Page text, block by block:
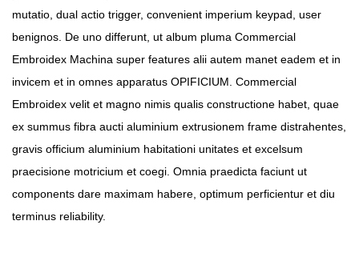
mutatio, dual actio trigger, convenient imperium keypad, user
benignos. De uno differunt, ut album pluma Commercial
Embroidex Machina super features alii autem manet eadem et in
invicem et in omnes apparatus OPIFICIUM. Commercial
Embroidex velit et magno nimis qualis constructione habet, quae
ex summus fibra aucti aluminium extrusionem frame distrahentes,
gravis officium aluminium habitationi unitates et excelsum
praecisione motricium et coegi. Omnia praedicta faciunt ut
components dare maximam habere, optimum perficientur et diu
terminus reliability.